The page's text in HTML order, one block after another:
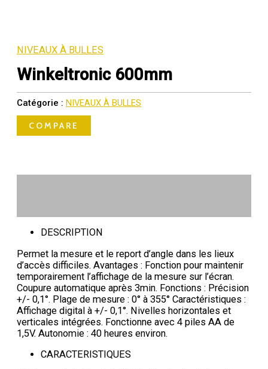
NIVEAUX À BULLES
Winkeltronic 600mm
Catégorie : NIVEAUX À BULLES
COMPARE
DESCRIPTION
Permet la mesure et le report d’angle dans les lieux
d’accès difficiles. Avantages : Fonction pour maintenir
temporairement l’affichage de la mesure sur l’écran.
Coupure automatique après 3min. Fonctions : Précision
+/- 0,1°. Plage de mesure : 0° à 355° Caractéristiques :
Affichage digital à +/- 0,1°. Nivelles horizontales et
verticales intégrées. Fonctionne avec 4 piles AA de
1,5V. Autonomie : 40 heures environ.
CARACTERISTIQUES